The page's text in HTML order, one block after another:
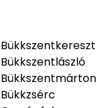
Bükkszentkereszt
Bükkszentlászló
Bükkszentmárton
Bükkzsérc